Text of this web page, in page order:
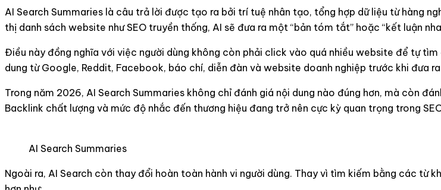
AI Search Summaries là câu trả lời được tạo ra bởi trí tuệ nhân tạo, tổng hợp dữ liệu từ hàng
thị danh sách website như SEO truyền thống, AI sẽ đưa ra một “bản tóm tắt” hoặc “kết luận
Điều này đồng nghĩa với việc người dùng không còn phải click vào quá nhiều website để tự
dung từ Google, Reddit, Facebook, báo chí, diễn đàn và website doanh nghiệp trước khi đưa
Trong năm 2026, AI Search Summaries không chỉ đánh giá nội dung nào đúng hơn, mà còn
Backlink chất lượng và mức độ nhắc đến thương hiệu đang trở nên cực kỳ quan trọng trong
AI Search Summaries
Ngoài ra, AI Search còn thay đổi hoàn toàn hành vi người dùng. Thay vì tìm kiếm bằng các từ